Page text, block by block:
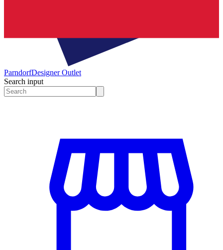
ParndorfDesigner Outlet
Search input